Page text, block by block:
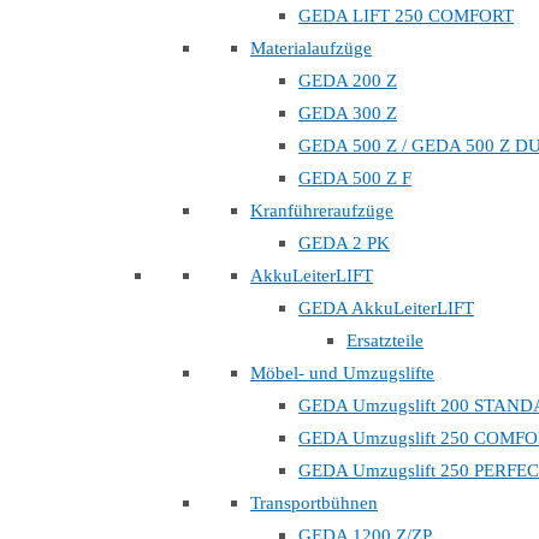
GEDA LIFT 250 COMFORT
Materialaufzüge
GEDA 200 Z
GEDA 300 Z
GEDA 500 Z / GEDA 500 Z
GEDA 500 Z F
Kranführeraufzüge
GEDA 2 PK
AkkuLeiterLIFT
GEDA AkkuLeiterLIFT
Ersatzteile
Möbel- und Umzugslifte
GEDA Umzugslift 200
GEDA Umzugslift 250
GEDA Umzugslift 250
Transportbühnen